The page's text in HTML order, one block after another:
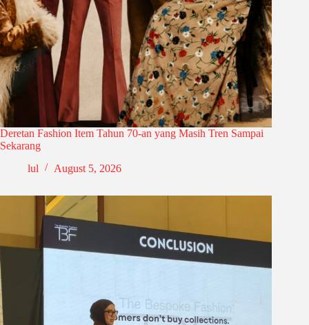
Deretan Fashion Item Tahun 70-an yang Masih Tren Sampai
Sekarang
lul
August 5, 2026